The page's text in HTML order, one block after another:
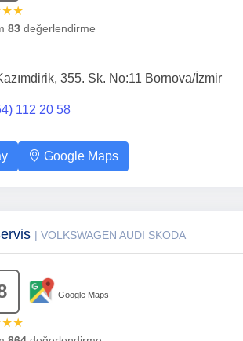
83değerlendirme
355. Sk. No:11 Bornova/İzmir
112 20 58
Google Maps
| VOLKSWAGEN AUDI SKODA
Google Maps